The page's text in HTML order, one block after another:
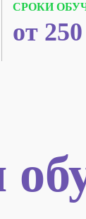
СРОКИ
от